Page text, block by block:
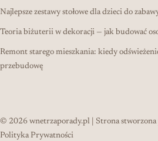
Najlepsze zestawy stołowe dla dzieci do
Teoria biżuterii w dekoracji — jak budować
Remont starego mieszkania: kiedy
przebudowę
© 2026 wnetrzaporady.pl | Strona
Polityka Prywatności